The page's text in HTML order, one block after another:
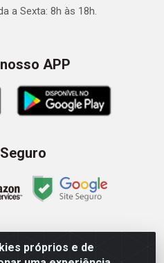
próprios e de
a Sexta: 8h às 18h.
APP
- Av. Senador Queiróz, 274